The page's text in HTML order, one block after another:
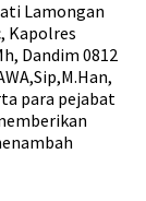
Lamongan
Kapolres
Dandim 0812
para pejabat